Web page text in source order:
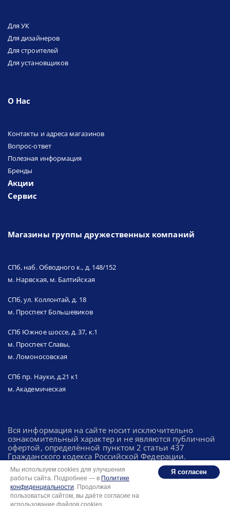
Для УК
Для дизайнеров
Для строителей
Для установщиков
О Нас
Контакты и адреса магазинов
Вопрос-ответ
Полезная информация
Бренды
Акции
Сервис
Магазины группы дружественных компаний
СПб, наб. Обводного к., д. 148/152
м. Нарвская, м. Балтийская
СПб, ул. Коллонтай, д. 18
м. Проспект Большевиков
СПб Южное шоссе, д. 37, к.1
м. Проспект Славы,
м. Ломоносовская
СПб пр. Науки, д.21 к1
м. Академическая
Вся информация на сайте носит исключительно
ознакомительный характер и не являются публичной
офертой, определённой пунктом 2 статьи 437
Гражданского кодекса Российской Федерации.
Политика конфиденциальности
Разработка: Integrator.digital
Мы используем cookies для улучшения
работы сайта. Подробнее — в Политике
конфиденциальности. Продолжая
пользоваться сайтом, вы даёте согласие на
использование файлов cookies
Я согласен